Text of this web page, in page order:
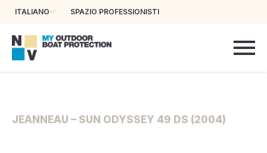
ITALIANO SPAZIO PROFESSIONISTI
JEANNEAU – SUN ODYSSEY 49 DS (2004)